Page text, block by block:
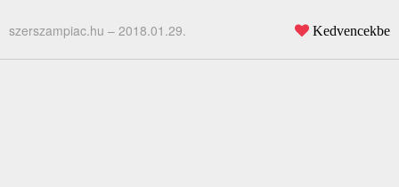
szerszampiac.hu – 2018.01.29. Kedvencekbe